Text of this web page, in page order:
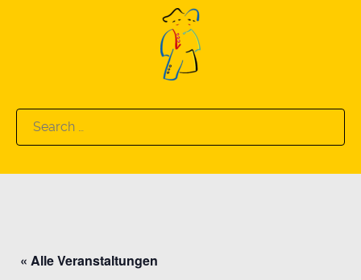
Search
for:
« Alle Veranstaltungen